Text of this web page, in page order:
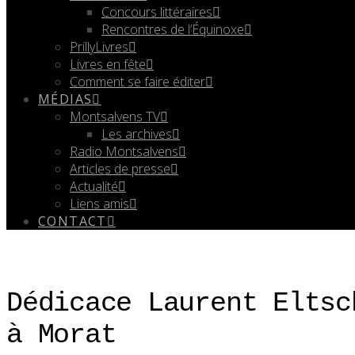
Concours littéraires
Rencontres de l’Équinoxe
PrillyLivres
Livres en fête
Comment se faire éditer
MÉDIAS
Montsalvens TV
Les archives
Radio Montsalvens
Articles de presse
Actualité
Liens amis
CONTACT
Dédicace Laurent
à Morat